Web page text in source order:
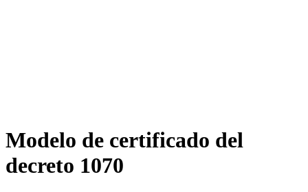
Modelo de certificado del
decreto 1070